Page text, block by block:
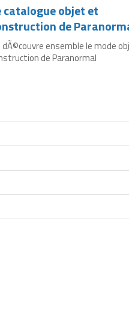
catalogue objet et
de
dÃ©couvre ensemble le mode
de Paranormal